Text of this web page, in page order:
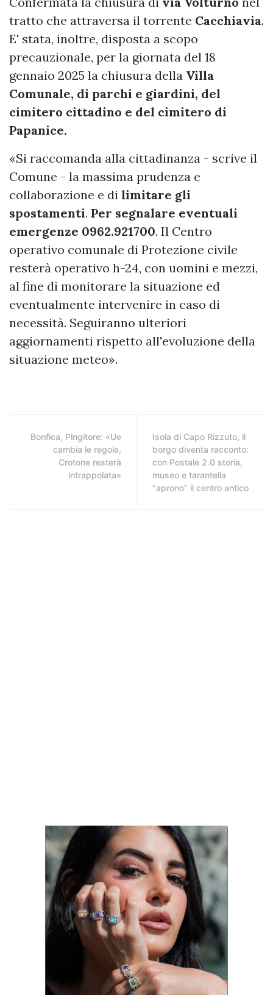
tratto che attraversa il torrente Cacchiavia.
E' stata, inoltre, disposta a scopo
precauzionale, per la giornata del 18
gennaio 2025 la chiusura della Villa
Comunale, di parchi e giardini, del
cimitero cittadino e del cimitero di
Papanice.
«Si raccomanda alla cittadinanza - scrive il
Comune - la massima prudenza e
collaborazione e di limitare gli
spostamenti. Per segnalare eventuali
emergenze 0962.921700. Il Centro
operativo comunale di Protezione civile
resterà operativo h-24, con uomini e mezzi,
al fine di monitorare la situazione ed
eventualmente intervenire in caso di
necessità. Seguiranno ulteriori
aggiornamenti rispetto all'evoluzione della
situazione meteo».
Bonfica, Pingitore: «Ue
cambia le regole,
Crotone resterà
intrappolata»
Isola di Capo Rizzuto, il
borgo diventa racconto:
con Postale 2.0 storia,
museo e tarantella
“aprono” il centro antico